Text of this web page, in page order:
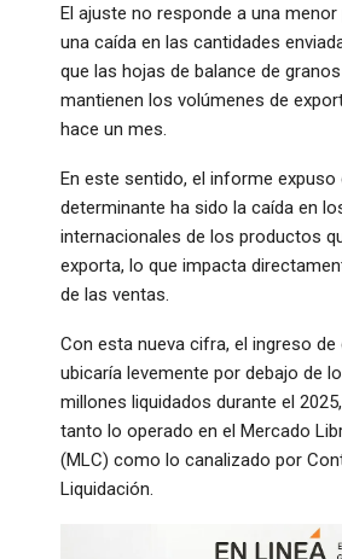
El ajuste no responde a una
una caída en las cantidades
que las hojas de balance de
mantienen los volúmenes de
hace un mes.
En este sentido, el informe
determinante ha sido la caída en
internacionales de los productos
exporta, lo que impacta
de las ventas.
Con esta nueva cifra, el ingreso de
ubicaría levemente por debajo de
millones liquidados durante el
tanto lo operado en el Mercado
(MLC) como lo canalizado por
Liquidación.